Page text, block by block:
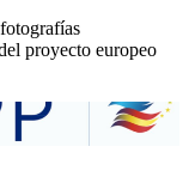
proyecto europeo